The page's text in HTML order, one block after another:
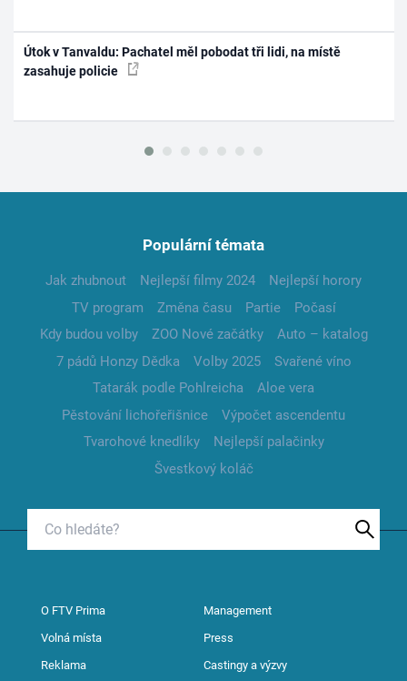
Útok v Tanvaldu: Pachatel měl pobodat tři lidi, na místě
zasahuje policie
Populární témata
Jak zhubnout Nejlepší filmy 2024
Nejlepší horory
TV program
Změna času Partie
Počasí
Kdy budou volby
ZOO Nové začátky
Auto – katalog
7 pádů Honzy Dědka
Volby 2025
Svařené víno
Tatarák podle Pohlreicha
Aloe vera
Pěstování lichořeřišnice
Výpočet ascendentu
Tvarohové knedlíky
Nejlepší palačinky
Švestkový koláč
O FTV Prima Management
Volná místa Press
Reklama Castingy a výzvy